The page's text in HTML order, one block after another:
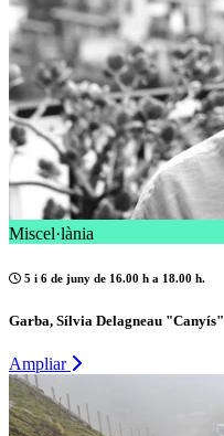
Miscel·lània
5 i 6 de juny de 16.00 h a 18.00 h.
Garba, Sílvia Delagneau "Canyís"
Ampliar